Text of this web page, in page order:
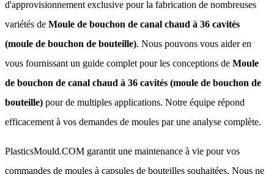
d'approvisionnement exclusive pour la fabrication de nombreuses
variétés de Moule de bouchon de canal chaud à 36 cavités
(moule de bouchon de bouteille). Nous pouvons vous aider en
vous fournissant un guide complet pour les conceptions de Moule
de bouchon de canal chaud à 36 cavités (moule de bouchon de
bouteille) pour de multiples applications. Notre équipe répond
efficacement à vos demandes de moules par une analyse complète.
PlasticsMould.COM garantit une maintenance à vie pour vos
commandes de moules à capsules de bouteilles souhaitées. Nous ne